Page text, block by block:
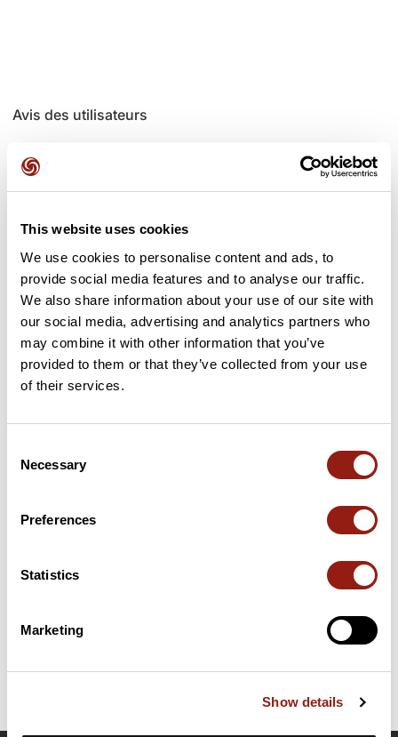
This website uses cookies
We use cookies to personalise content and ads, to
provide social media features and to analyse our traffic.
We also share information about your use of our site with
our social media, advertising and analytics partners who
may combine it with other information that you’ve
provided to them or that they’ve collected from your use
of their services.
Selection
Necessary
Preferences
Statistics
Marketing
Show details
Avis des utilisateurs
Soyez le premier à ajouter un avis !
Cols le long du parcours
48 km
Résumé
Larressore. Ce parcours emprunte uniquement des routes. Il
présente une ascension cumulée de plus de 1590m. Prévoyez
Dernière modification de la fiche parcours: 9 août 2025 à 20:09:35.
Identifiant du parcours: 11716591